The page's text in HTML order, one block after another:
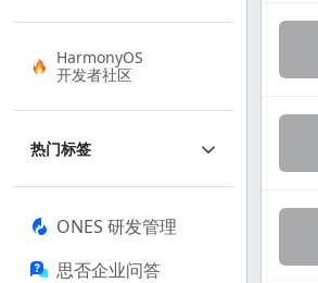
HarmonyOS
开发者社区
热门标签
ONES 研发管理
思否企业问答